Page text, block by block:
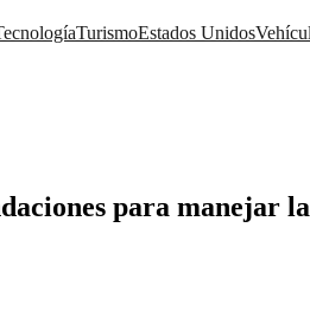
TurismoEstados Unidos
para manejar